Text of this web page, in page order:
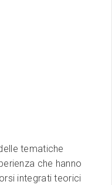
tematiche
che hanno
integrati teorici